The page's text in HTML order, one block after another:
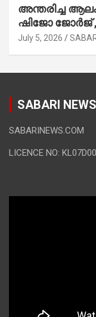
അന്തരിച്ച
ഷിജോ ജോർജ്
July 5, 2026
SABARI NEWS
SABARINEWS.COM
LICENCE NO: